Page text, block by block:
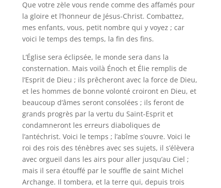
Que votre zèle vous rende comme des affamés pour
la gloire et l’honneur de Jésus-Christ. Combattez,
mes enfants, vous, petit nombre qui y voyez ; car
voici le temps des temps, la fin des fins.
L’Église sera éclipsée, le monde sera dans la
consternation. Mais voilà Énoch et Élie remplis de
l’Esprit de Dieu ; ils prêcheront avec la force de Dieu,
et les hommes de bonne volonté croiront en Dieu, et
beaucoup d’âmes seront consolées ; ils feront de
grands progrès par la vertu du Saint-Esprit et
condamneront les erreurs diaboliques de
l’antéchrist. Voici le temps ; l’abîme s’ouvre. Voici le
roi des rois des ténèbres avec ses sujets, il s’élèvera
avec orgueil dans les airs pour aller jusqu’au Ciel ;
mais il sera étouffé par le souffle de saint Michel
Archange. Il tombera, et la terre qui, depuis trois